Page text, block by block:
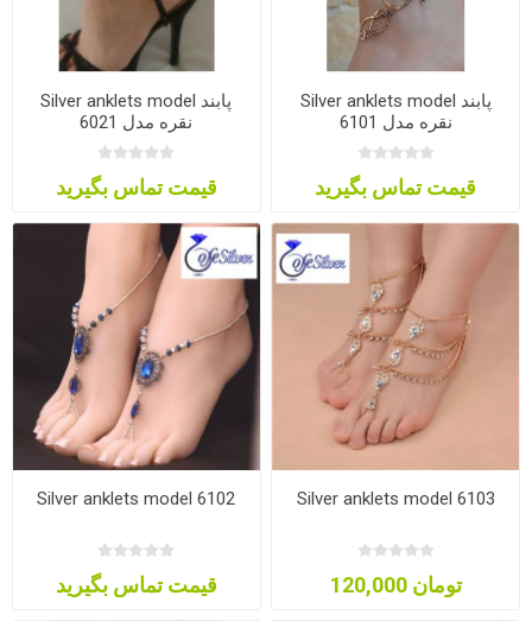
Silver anklets model پابند
نقره مدل 6021
قیمت تماس بگیرید
Silver anklets model پابند
نقره مدل 6101
قیمت تماس بگیرید
Silver anklets model 6102
قیمت تماس بگیرید
Silver anklets model 6103
120,000 تومان